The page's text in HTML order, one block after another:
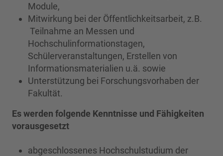
Module,
Mitwirkung bei der Öffentlichkeitsarbeit, z.B.
Teilnahme an Messen und
Hochschulinformationstagen,
Schülerveranstaltungen, Erstellen von
Informationsmaterialien u.ä. sowie
Unterstützung bei Forschungsvorhaben der
Fakultät.
Es werden folgende Kenntnisse und Fähigkeiten
vorausgesetzt
abgeschlossenes Hochschulstudium der